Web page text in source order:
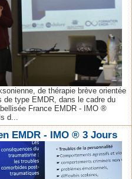
de thérapie brève orientée
type EMDR, dans le cadre du
France EMDR - IMO ®
d...
EMDR - IMO ® 3 Jours